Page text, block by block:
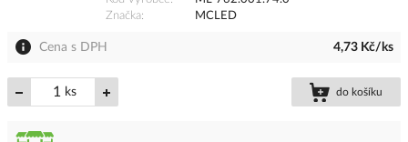
Značka
MCLED
Cena s DPH 4,73 Kč/ks
ks do košíku